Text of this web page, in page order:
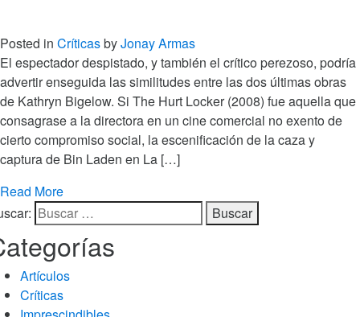
Posted in CríticasbyJonay Armas
El espectador despistado, y también el crítico perezoso, podría
advertir enseguida las similitudes entre las dos últimas obras
de Kathryn Bigelow. Si The Hurt Locker (2008) fue aquella que
consagrase a la directora en un cine comercial no exento de
cierto compromiso social, la escenificación de la caza y
captura de Bin Laden en La […]
Read More
Artículos
Críticas